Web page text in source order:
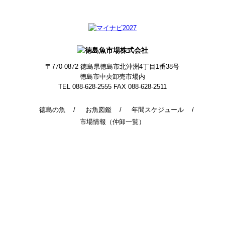
徳島の魚 お魚図鑑
年間スケジュール
市場情報（仲卸一覧）
〒770-0872徳島県徳島市北沖洲4丁目1番38号
徳島市中央卸売市場内
TEL 088-628-2555 FAX 088-628-2511